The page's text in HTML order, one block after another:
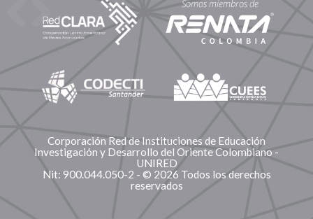
Corporación Red de Instituciones de Educación
Investigación y Desarrollo del Oriente Colombiano -
UNIRED
Nit: 900.044.050-2 - © 2026 Todos los derechos
reservados